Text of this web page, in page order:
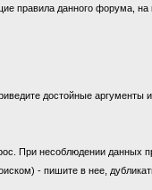
правила данного форума,
достойные аргументы
При несоблюдении данных
- пишите в нее,